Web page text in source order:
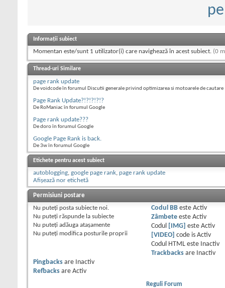
Informații subiect
Momentan este/sunt 1 utilizator(i) care navighează în acest subiect. (0
Thread-uri Similare
page rank update
De voidcode în forumul Discutii generale privind optimizarea si motoarele de cautare
Page Rank Update?!?!?!?!?
De RoManiac în forumul Google
Page rank update???
De doro în forumul Google
Google Page Rank is back.
De 3w în forumul Google
Etichete pentru acest subiect
autoblogging, google page rank, page rank update
Afișează nor etichetă
Permisiuni postare
Nu puteţi posta subiecte noi.
Nu puteţi răspunde la subiecte
Nu puteţi adăuga ataşamente
Nu puteţi modifica posturile proprii
Codul BBeste Activ
Zâmbeteeste Activ
Codul
[IMG] este Activ
[VIDEO] code is Activ
Codul HTML este
Inactiv
Trackbacksare
Inactiv
Pingbacks are
Inactiv
Refbacks are Activ
Reguli Forum